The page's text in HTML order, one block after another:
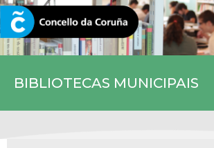
BIBLIOTECAS MUNICIPAIS
CORUNA.GAL